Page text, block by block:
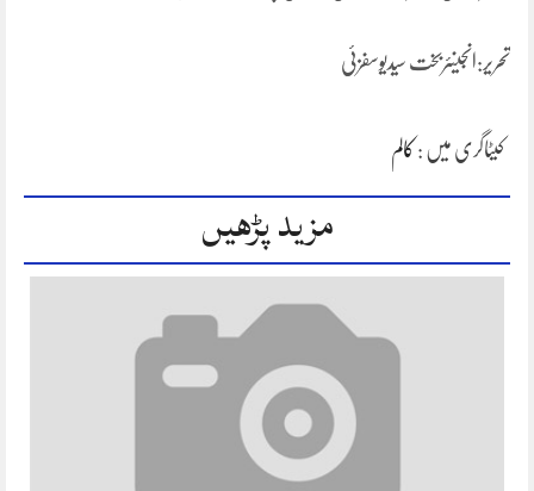
تحریر:انجینئربخت سیدیوسفزئی
کیٹاگری میں : کالم
مزید پڑھیں